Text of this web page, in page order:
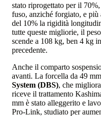
stato riprogettato per il
fuso, anziché forgiato, e più
del 10% la rigidità
tutte queste migliorie, il
scende a 108 kg, ben 4 kg
precedente.
Anche il comparto
avanti. La forcella da 49
System (DBS), che
riceve il trattamento
mm è stato alleggerito e
Pro-Link, studiato per